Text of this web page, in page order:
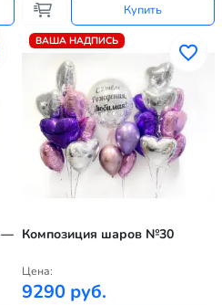
Купить
—
ВАША НАДПИСЬ
Композиция шаров №30
Цена:
9290 руб.